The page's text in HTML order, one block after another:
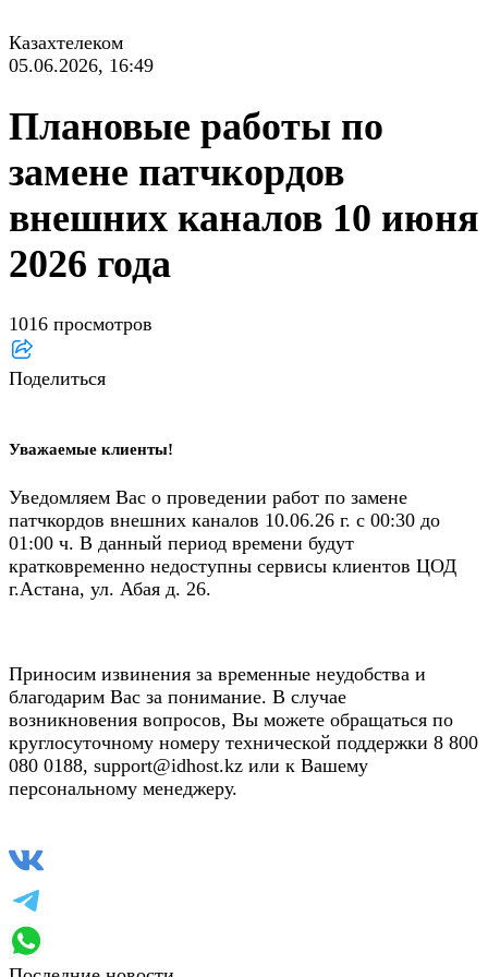
Казахтелеком
05.06.2026, 16:49
Плановые работы по
замене патчкордов
внешних каналов 10 июня
2026 года
1016 просмотров
Поделиться
Уважаемые клиенты!
Уведомляем Вас о проведении работ по замене
патчкордов внешних каналов 10.06.26 г. с 00:30 до
01:00 ч. В данный период времени будут
кратковременно недоступны сервисы клиентов ЦОД
г.Астана, ул. Абая д. 26.
Приносим извинения за временные неудобства и
благодарим Вас за понимание. В случае
возникновения вопросов, Вы можете обращаться по
круглосуточному номеру технической поддержки 8 800
080 0188, support@idhost.kz или к Вашему
персональному менеджеру.